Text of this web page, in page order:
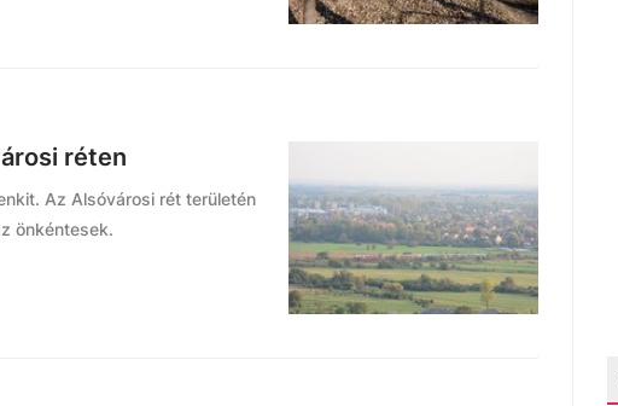
réten
Az Alsóvárosi rét területén
önkéntesek.